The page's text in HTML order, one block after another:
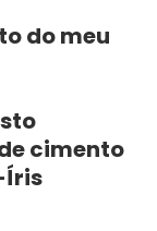
do meu
cimento
Íris